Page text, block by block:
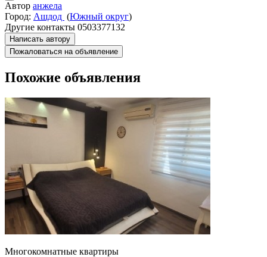
Автор анжела
Город: Ашдод (Южный округ)
Другие контакты 0503377132
Написать автору
Пожаловаться на объявление
Похожие объявления
Многокомнатные квартиры